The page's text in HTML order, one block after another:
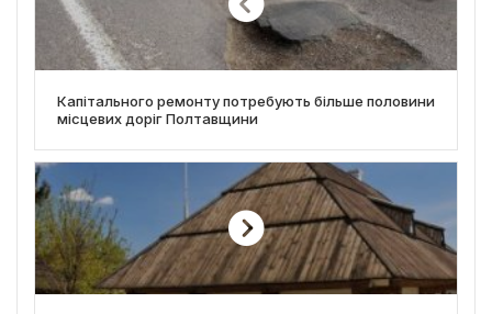
Капітального ремонту потребують більше половини
місцевих доріг Полтавщини